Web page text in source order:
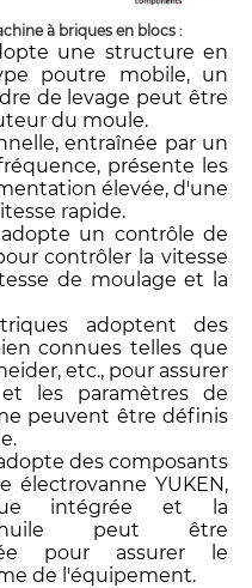
à briques en blocs :
une structure en
poutre mobile, un
de levage peut être
du moule.
entraînée par un
présente les
élevée, d'une
rapide.
un contrôle de
contrôler la vitesse
de moulage et la
adoptent des
connues telles que
etc., pour assurer
les paramètres de
peuvent être définis
des composants
électrovanne YUKEN,
intégrée et la
peut être
pour assurer le
de l'équipement.